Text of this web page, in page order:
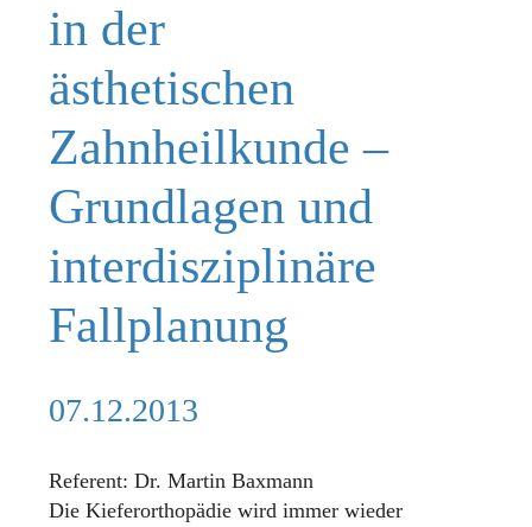
in der
ästhetischen
Zahnheilkunde –
Grundlagen und
interdisziplinäre
Fallplanung
07.12.2013
Referent: Dr. Martin Baxmann
Die Kieferorthopädie wird immer wieder